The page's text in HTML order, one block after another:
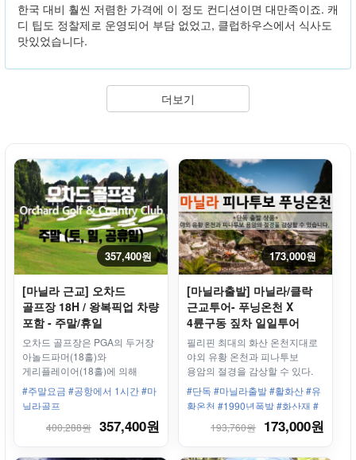
한국 대비 훨씬 저렴한 가격에 이 정도 컨디션이면 대만족이죠. 캐
디 팁도 정찰제로 운영되어 부담 없었고, 클럽하우스에서 식사도
맛있었습니다.
더보기
357,400원
[마닐라 근교] 오차드
골프장 18H / 왕복픽업 차량
포함 - 주말/휴일
오차드 골프장은 PGA의 두거장
아놀드파머(18홀)와
게리플레이어(18홀)에 의해
설계된 36홀의 골프장
#주말요금 #공항에서 1시간 #마
닐라골프
400,288원 357,400원
173,000원
[마닐라출발] 마닐라/클락
근교투어- 푸닝온천 X
4륜구동 짚차 일일투어
필리핀 최대의 화산 온천지대로
야외 유황 온천과 피나투보
용암의 절경을 감상할 수 있다.
온천욕 뿐만 아니라 화산재
찜질이 매력 포인트!
#단독 #마닐라출발 #활화산 #유
황온천 #1990년폭발 #화산재 #
온천욕 #4륜구동 #짚차
193,760원 173,000원